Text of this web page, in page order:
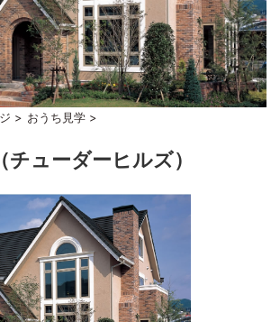
> おうち見学 >
ューダーヒルズ）